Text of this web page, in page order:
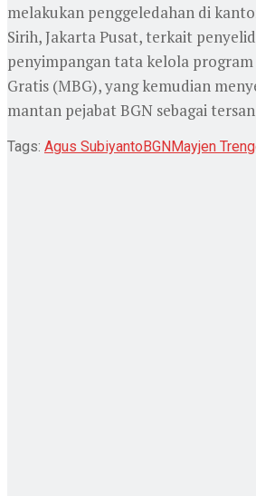
melakukan penggeledahan di
Sirih, Jakarta Pusat, terkait
penyimpangan tata kelola
Gratis (MBG), yang kemudian
mantan pejabat BGN sebagai
Tags: Agus SubiyantoBGNMayjen